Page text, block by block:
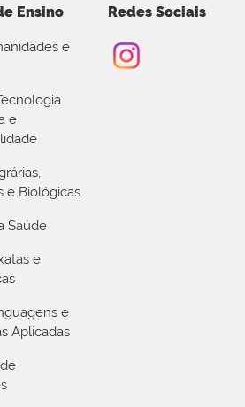
Ensino
e
e
e Biológicas
Saúde
e
e
Aplicadas
Redes Sociais